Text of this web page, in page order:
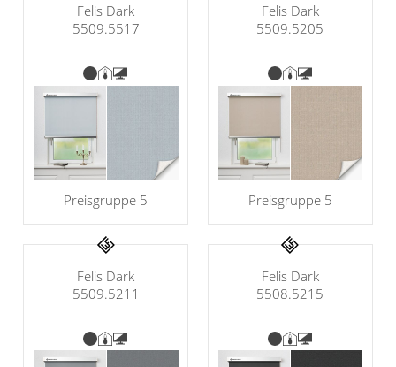
Felis Dark
5509.5517
Preisgruppe 5
Felis Dark
5509.5205
Preisgruppe 5
Felis Dark
5509.5211
Felis Dark
5508.5215